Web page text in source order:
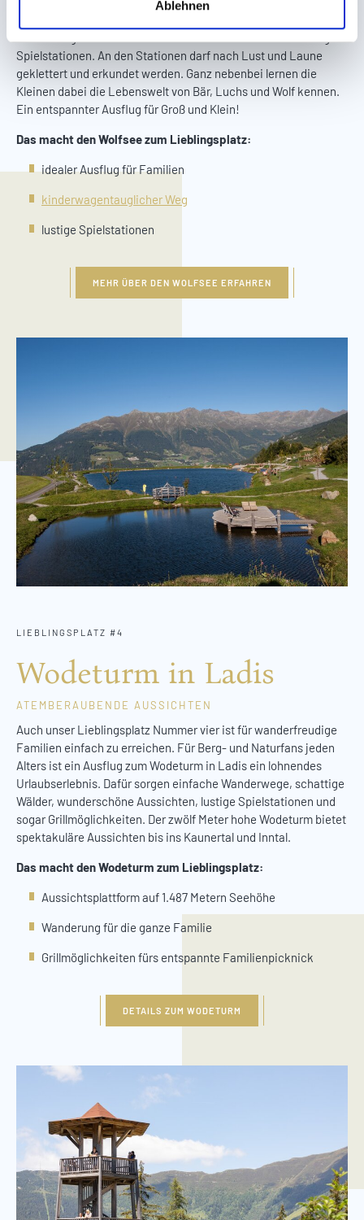
Ablehnen
Spielstationen. An den Stationen darf nach Lust und Laune
geklettert und erkundet werden. Ganz nebenbei lernen die
Kleinen dabei die Lebenswelt von Bär, Luchs und Wolf kennen.
Ein entspannter Ausflug für Groß und Klein!
Das macht den Wolfsee zum Lieblingsplatz:
idealer Ausflug für Familien
kinderwagentauglicher Weg
lustige Spielstationen
MEHR ÜBER DEN WOLFSEE ERFAHREN
LIEBLINGSPLATZ #4
Wodeturm in Ladis
ATEMBERAUBENDE AUSSICHTEN
Auch unser Lieblingsplatz Nummer vier ist für wanderfreudige
Familien einfach zu erreichen. Für Berg- und Naturfans jeden
Alters ist ein Ausflug zum Wodeturm in Ladis ein lohnendes
Urlaubserlebnis. Dafür sorgen einfache Wanderwege, schattige
Wälder, wunderschöne Aussichten, lustige Spielstationen und
sogar Grillmöglichkeiten. Der zwölf Meter hohe Wodeturm bietet
spektakuläre Aussichten bis ins Kaunertal und Inntal.
Das macht den Wodeturm zum Lieblingsplatz:
Aussichtsplattform auf 1.487 Metern Seehöhe
Wanderung für die ganze Familie
Grillmöglichkeiten fürs entspannte Familienpicknick
DETAILS ZUM WODETURM